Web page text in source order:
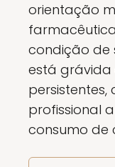
orientação
condição de
está grávida
persistentes,
profissional
consumo de